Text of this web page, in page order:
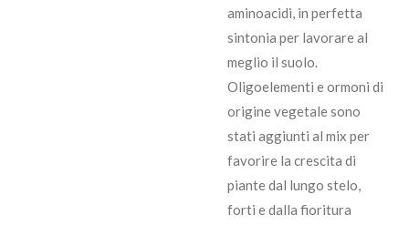
aminoacidi, in perfetta
sintonia per lavorare al
meglio il suolo.
Oligoelementi e ormoni di
origine vegetale sono
stati aggiunti al mix per
favorire la crescita di
piante dal lungo stelo,
forti e dalla fioritura